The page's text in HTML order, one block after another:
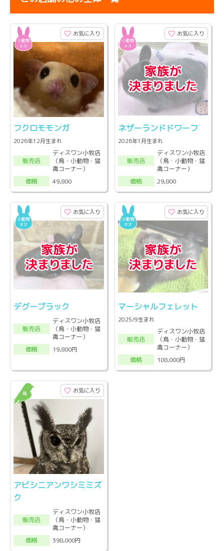
お気に入り
フクロモモンガ
2026年12月生まれ
販売店
ディスワン小牧店
（鳥・小動物・猛
禽コーナー）
価格
49,800
お気に入り
ネザーランドドワーフ
2026年1月生まれ
販売店
ディスワン小牧店
（鳥・小動物・猛
禽コーナー）
価格
29,800
お気に入り
デグーブラック
販売店
ディスワン小牧店
（鳥・小動物・猛
禽コーナー）
価格
19,800円
お気に入り
マーシャルフェレット
2025/9生まれ
販売店
ディスワン小牧店
（鳥・小動物・猛
禽コーナー）
価格
108,000円
お気に入り
アビシニアンワシミミズ
ク
販売店
ディスワン小牧店
（鳥・小動物・猛
禽コーナー）
価格
398,000円